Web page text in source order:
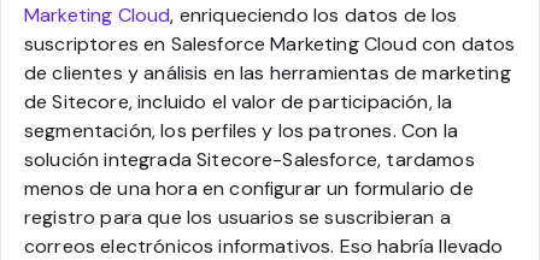
Marketing Cloud, enriqueciendo los datos de los
suscriptores en Salesforce Marketing Cloud con datos
de clientes y análisis en las herramientas de marketing
de Sitecore, incluido el valor de participación, la
segmentación, los perfiles y los patrones. Con la
solución integrada Sitecore-Salesforce, tardamos
menos de una hora en configurar un formulario de
registro para que los usuarios se suscribieran a
correos electrónicos informativos. Eso habría llevado